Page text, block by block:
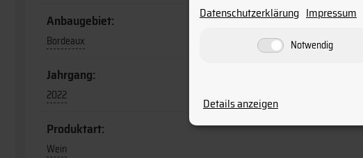
Anbaugebiet:
Bordeaux
Jahrgang:
2022
Produktart:
Wein
Datenschutzerklärung Impressum
Notwendig
Details anzeigen